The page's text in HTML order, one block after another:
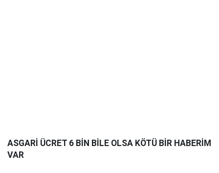
ASGARİ ÜCRET 6 BİN BİLE OLSA KÖTÜ BİR HABERİM
VAR